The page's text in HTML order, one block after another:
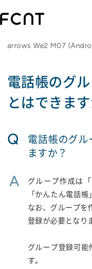
arrows We2 M07
電話帳のグ
とはできます
Q
電話帳のグル
ますか？
A
グループ作成は
「かんたん電話
なお、グループを
登録が必要となり
グループ登録可能
す。